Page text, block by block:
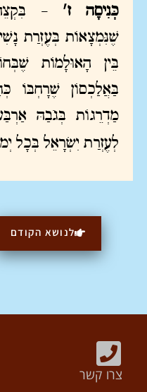
כְּנִיסָה ז' –
שֶׁנִּמְצָאוֹת בְּעֶזְרַת
בֵּין הָאוּלָמוֹת
בַּאֲלַכְסוֹן שֶׁרָחְבּוֹ
מַדְרֵגוֹת בְּגֹבַהּ
לְעֶזְרַת יִשְׂרָאֵל בְּכָל
לנושא הקודם
צרו קשר